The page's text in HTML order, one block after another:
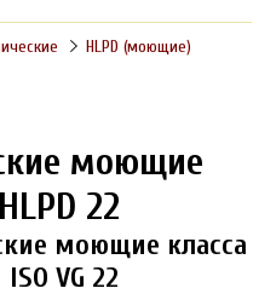
HLPD (моющие)
моющие
22
моющие класса
VG 22